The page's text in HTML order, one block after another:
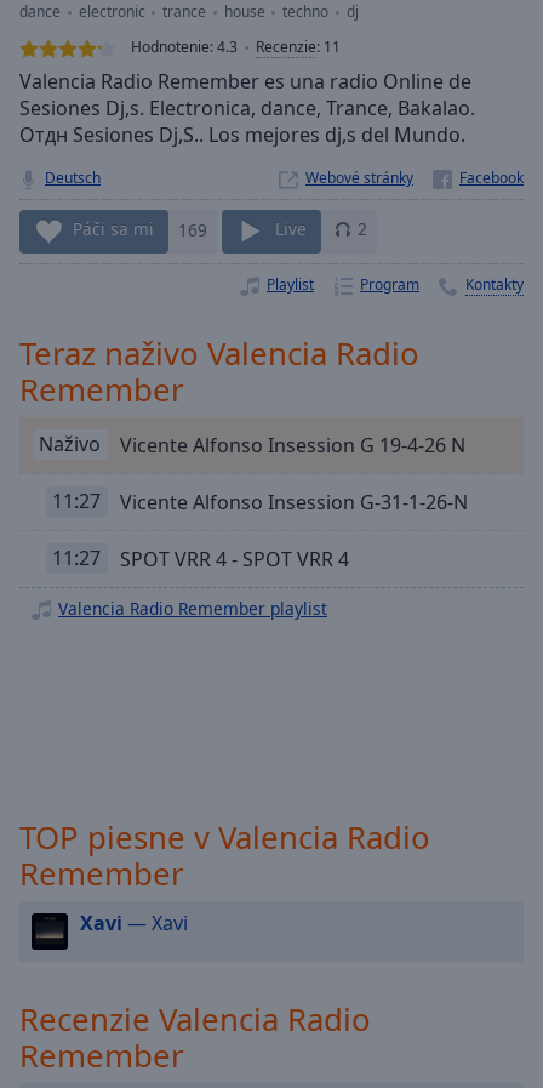
0.00%
Stream
TypeLIVE
Seek to
live,
currently
live LIVE
Remaining
Time-
Rate
Chapters
Chapters
Descriptions
off,
selected
subtitles
off,
Audio
Picture-
in-
Picture
dance electronic trance house techno
dj
Hodnotenie:4.3 Recenzie: 11
Valencia Radio Remember es una radio Online de
Sesiones Dj,s. Electronica, dance, Trance, Bakalao.
Oтдн Sesiones Dj,S.. Los mejores dj,s del Mundo.
Deutsch Webové stránky
Páči sa mi 169 Live 2
Playlist Program Kontakty
Teraz naživo Valencia Radio
Remember
Naživo Vicente Alfonso Insession G 19-4-26 N
11:27 Vicente Alfonso Insession G-31-1-26-N
11:27 SPOT VRR 4 - SPOT VRR 4
Valencia Radio Remember playlist
TOP piesne v Valencia Radio
Remember
Xavi — Xavi
Recenzie Valencia Radio
Remember